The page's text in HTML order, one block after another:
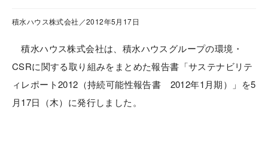
積水ハウス株式会社／2012年5月17日
積水ハウス株式会社は、積水ハウスグループの環境・
CSRに関する取り組みをまとめた報告書「サステナビリテ
ィレポート2012（持続可能性報告書 2012年1月期）」を5
月17日（木）に発行しました。